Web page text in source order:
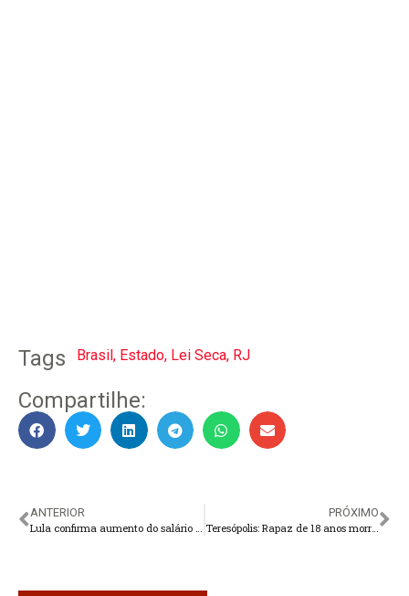
Tags Brasil , Estado, Lei Seca, RJ
Compartilhe:
ANTERIOR
PRÓXIMO